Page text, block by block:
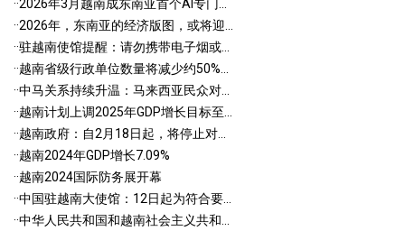
··2026年3月越南成东南亚首个AI专门...
··2026年，东南亚的经济版图，或将迎...
··驻越南使馆提醒：请勿携带电子烟或...
··越南省级行政单位数量将减少约50%...
··中马关系持续升温：马来西亚民众对...
··越南计划上调2025年GDP增长目标至...
··越南政府：自2月18日起，将停止对...
··越南2024年GDP增长7.09%
··越南2024国际防务展开幕
··中国驻越南大使馆：12日起为符合要...
··中华人民共和国和越南社会主义共和...